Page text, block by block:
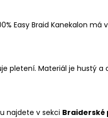
Easy Braid Kanekalon
pletení. Materiál je hustý
najdete v sekci